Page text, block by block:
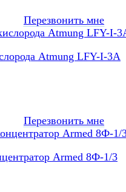
Перезвонить мне
Atmung LFY-I-3A
Перезвонить мне
Armed 8Ф-1/3